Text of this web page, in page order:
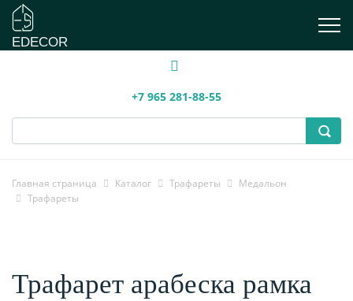
EDECOR
+7 965 281-88-55
Главная страница Каталог Трафареты
Медальон
Трафареты
Трафарет арабеска рамка